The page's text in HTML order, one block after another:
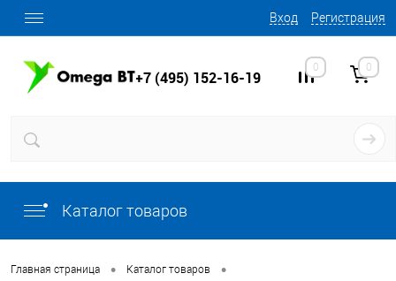
Вход Регистрация
+7 (495) 152-16-19
0 0
Каталог товаров
Главная страница • Каталог товаров •